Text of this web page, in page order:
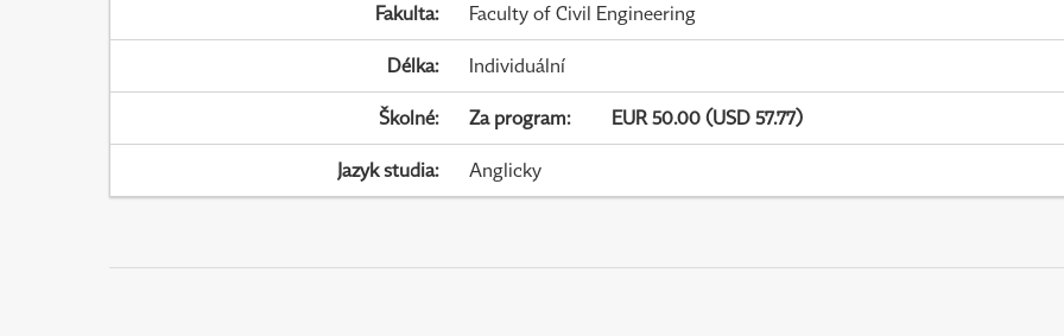
Fakulta: Faculty of Civil Engineering
Délka: Individuální
Školné: Za program: EUR 50.00 (USD 57.77)
Jazyk studia: Anglicky